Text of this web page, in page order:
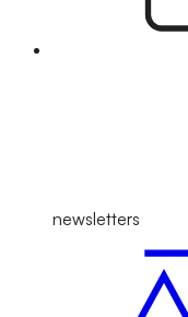
newsletters